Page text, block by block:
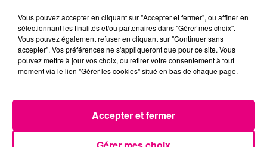
Affaire Jubillar : le procès en appel
reporté au premier semestre 2027
Vous pouvez accepter en cliquant sur "Accepter et fermer", ou affiner en
sélectionnant les finalités et/ou partenaires dans "Gérer mes choix".
Vous pouvez également refuser en cliquant sur "Continuer sans
accepter". Vos préférences ne s'appliqueront que pour ce site. Vous
pouvez mettre à jour vos choix, ou retirer votre consentement à tout
moment via le lien "Gérer les cookies" situé en bas de chaque page.
Accepter et fermer